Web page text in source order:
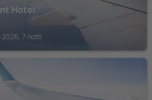
Hotel
2026, 7 notti